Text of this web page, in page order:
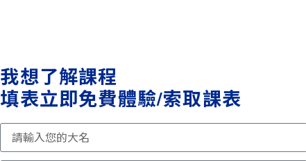
我想了解課程
填表立即免費體驗/索取課表